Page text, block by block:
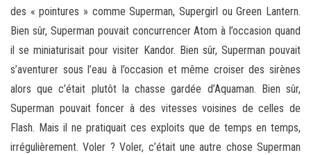
des « pointures » comme Superman, Supergirl ou Green Lantern.
Bien sûr, Superman pouvait concurrencer Atom à l’occasion quand
il se miniaturisait pour visiter Kandor. Bien sûr, Superman pouvait
s’aventurer sous l’eau à l’occasion et même croiser des sirènes
alors que c’était plutôt la chasse gardée d’Aquaman. Bien sûr,
Superman pouvait foncer à des vitesses voisines de celles de
Flash. Mais il ne pratiquait ces exploits que de temps en temps,
irrégulièrement. Voler ? Voler, c’était une autre chose Superman